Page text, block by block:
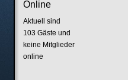
Online
Aktuell sind
103 Gäste und
keine Mitglieder
online